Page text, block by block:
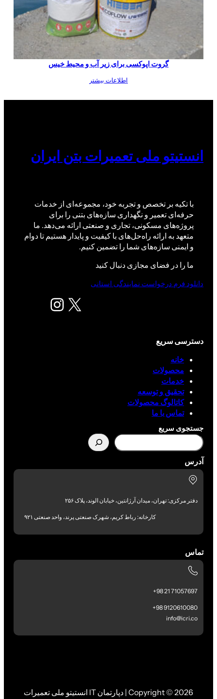
گروت اپوکسی برای زیر آب و محیط خیس
اطلاعات بیشتر
انستیتو ملی تعمیرات بتن ایران
با تکیه بر تخصص و تجربه خود، مجموعه‌ای از خدمات
حرفه‌ای تعمیر و نگهداری سازه‌های بتنی را برای
پروژه‌های مسکونی، تجاری و صنعتی ارائه می‌دهد. ما
متعهد به ارائه راه‌حل‌های با کیفیت و پایدار هستیم تا دوام
و ایمنی سازه‌های شما را تضمین کنیم.
ما را در فضای مجازی دنبال کنید
X اینستاگرم
دانلود فرم درخواست نمایندگی استانی
دسترسی سریع
خانه
محصولات
خدمات
تحقیق و توسعه
کاتالوگ محصولات
تماس با ما
جستجوی سریع
آدرس
دفتر مرکزی: تهران، میدان آرژانتین، خیابان الوند، پلاک ۲۵۶
کارخانه: رباط کریم، شهرک صنعتی پرند، واحد صنعتی ۹۲۱
تماس
71057697 21 98+
9120610080 98+
info@icri.co
Copyright © 2026 | دپارتمان IT انستیتو ملی تعمیرات